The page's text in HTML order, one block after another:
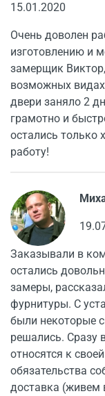
15.01.2020
Очень доволен
изготовлению и
замерщик
возможных
двери заняло 2
грамотно и
остались только
работу!
Заказывали в
остались
замеры,
фурнитуры. С
были некоторые
решались. Сразу
относятся к
обязательства
доставка (живем